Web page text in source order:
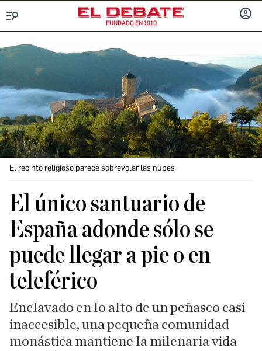
FUNDADO EN 1910
El recinto religioso parece sobrevolar las nubes
El único santuario de
España adonde sólo se
puede llegar a pie o en
teleférico
Enclavado en lo alto de un peñasco casi
inaccesible, una pequeña comunidad
monástica mantiene la milenaria vida